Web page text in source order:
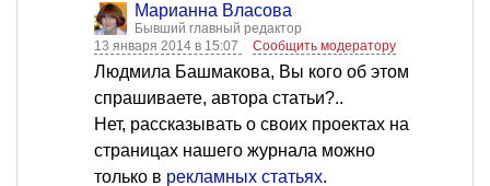
Марианна Власова
Бывший главный редактор
13 января 2014 в 15:07
Сообщить модератору
Людмила Башмакова, Вы кого об этом
спрашиваете, автора статьи?..
Нет, рассказывать о своих проектах на
страницах нашего журнала можно
только в рекламных статьях.